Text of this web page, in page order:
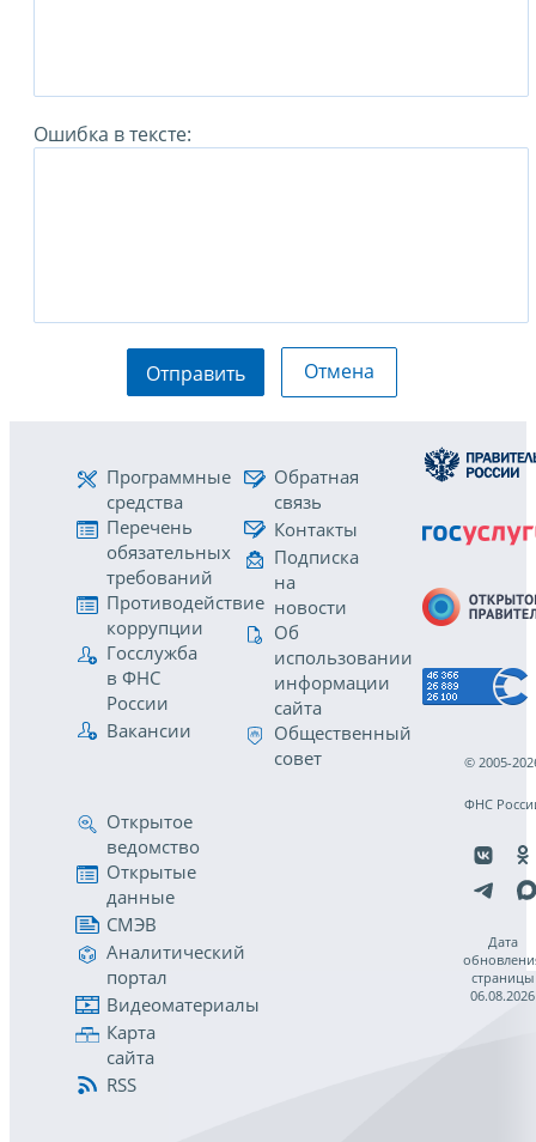
Ошибка в тексте:
Отправить Отмена
Программные
средства
Перечень
обязательных
требований
Противодействие
коррупции
Госслужба
в ФНС
России
Вакансии
Обратная
связь
Контакты
Подписка
на
новости
Об
использовании
информации
сайта
Общественный
совет
Открытое
ведомство
Открытые
данные
СМЭВ
Аналитический
портал
Видеоматериалы
Карта
сайта
RSS
© 2005-
ФНС
Дата
страницы
06.08.2026